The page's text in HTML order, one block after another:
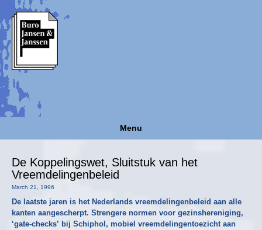
Menu
De Koppelingswet, Sluitstuk van het
Vreemdelingenbeleid
March 21, 1996
De laatste jaren is het Nederlands vreemdelingenbeleid aan alle
kanten aangescherpt. Strengere normen voor gezinshereniging,
‘gate-checks’ bij Schiphol, mobiel vreemdelingentoezicht aan